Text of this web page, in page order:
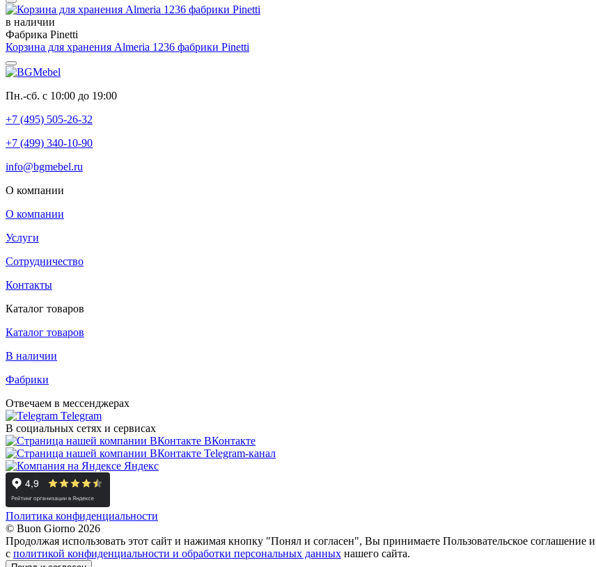
в наличии
Фабрика Pinetti
Корзина для хранения Almeria 1236 фабрики Pinetti
Пн.-сб. с 10:00 до 19:00
+7 (495) 505-26-32
+7 (499) 340-10-90
info@bgmebel.ru
О компании
О компании
Услуги
Сотрудничество
Контакты
Каталог товаров
Каталог товаров
В наличии
Фабрики
Отвечаем в мессенджерах
Telegram
В социальных сетях и сервисах
ВКонтакте
Telegram-канал
Яндекс
Политика конфиденциальности
© Buon Giorno 2026
Продолжая использовать этот сайт и нажимая кнопку "Понял и согласен", Вы принимаете Пользовательское соглашение
с политикой конфиденциальности и обработки персональных данных нашего сайта.